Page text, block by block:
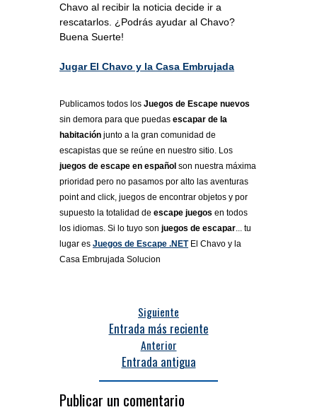
Chavo al recibir la noticia decide ir a
rescatarlos. ¿Podrás ayudar al Chavo?
Buena Suerte!
Jugar El Chavo y la Casa Embrujada
Publicamos todos los Juegos de Escape nuevos
sin demora para que puedas escapar de la
habitación junto a la gran comunidad de
escapistas que se reúne en nuestro sitio. Los
juegos de escape en español son nuestra máxima
prioridad pero no pasamos por alto las aventuras
point and click, juegos de encontrar objetos y por
supuesto la totalidad de escape juegos en todos
los idiomas. Si lo tuyo son juegos de escapar... tu
lugar es Juegos de Escape .NETEl Chavo y la
Casa Embrujada Solucion
Siguiente
Entrada más reciente
Anterior
Entrada antigua
Publicar un comentario